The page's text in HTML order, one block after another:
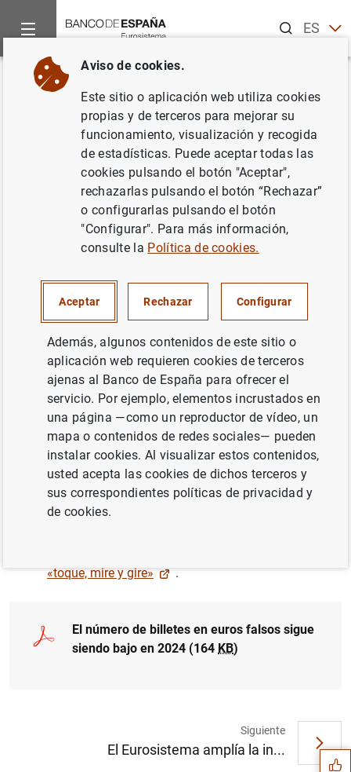
ESEN
Inicio Noticias y eventos
Volver
El número de billetes en euros
falsos sigue siendo bajo en
EFECTIVO, MONEDAS Y BILLETES
Los 554.000 billetes en euros falsos retirados en
2024 representaban, en términos históricos, una
pequeña proporción del total de billetes en
circulación.
Los billetes de 20€ y 50€ fueron los más falsificados,
representando más del 75 % del total de los billetes
falsos retirados.
Los billetes en euros continúan siendo un medio de
pago seguro y fiable.
«toque, mire y gire»
.
El número de billetes en euros falsos sigue
siendo bajo en 2024 (164 KB)
Siguiente
El Eurosistema amplía la in... Sugerencias
Aviso de cookies.
Este sitio o aplicación web utiliza cookies
propias y de terceros para mejorar su
funcionamiento, visualización y recogida
de estadísticas. Puede aceptar todas las
cookies pulsando el botón "Aceptar",
rechazarlas pulsando el botón “Rechazar”
o configurarlas pulsando el botón
"Configurar". Para más información,
consulte la Política de cookies.
Aceptar Rechazar Configurar
Además, algunos contenidos de este sitio o
aplicación web requieren cookies de terceros
ajenas al Banco de España para ofrecer el
servicio. Por ejemplo, elementos incrustados en
una página —como un reproductor de vídeo, un
mapa o contenidos de redes sociales— pueden
instalar cookies. Al visualizar estos contenidos,
usted acepta las cookies de dichos terceros y
sus correspondientes políticas de privacidad y
de cookies.